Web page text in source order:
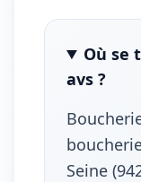
Où se
avs ?
Seine